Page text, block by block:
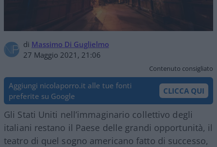
di Massimo Di Guglielmo
27 Maggio 2021, 21:06
Contenuto consigliato
Aggiungi nicolaporro.it alle tue fonti
preferite su Google
CLICCA QUI
Gli Stati Uniti nell’immaginario collettivo degli
italiani restano il Paese delle grandi opportunità, il
teatro di quel sogno americano fatto di successo,